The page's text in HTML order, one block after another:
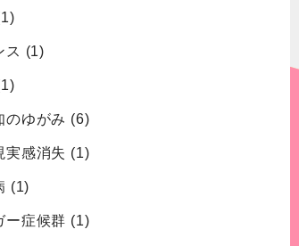
ス (1)
のゆがみ (6)
実感消失 (1)
(1)
ー症候群 (1)